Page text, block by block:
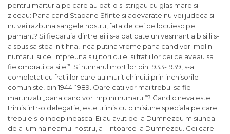
pentru marturia pe care au dat-o si strigau cu glas mare si
ziceau: Pana cand Stapane Sfinte si adevarate nu vei judeca si
nu vei razbuna sangele nostru, fata de cei ce locuiesc pe
pamant? Si fiecaruia dintre ei i s-a dat cate un vesmant alb si li s-
a spus sa stea in tihna, inca putina vreme pana cand vor implini
numarul si cei impreuna slujitori cu ei si fratii lor cei ce aveau sa
fie omorati ca si ei”. Si numarul mortilor din 1933-1939, s-a
completat cu fratii lor care au murit chinuiti prin inchisorile
comuniste, din 1944-1989. Oare cati vor mai trebui sa fie
martirizati „pana cand vor implini numarul”? Cand cineva este
trimis intr-o delegatie, este trimis cu o misiune speciala pe care
trebuie s-o indeplineasca. Ei au avut de la Dumnezeu misiunea
de a lumina neamul nostru, a-l intoarce la Dumnezeu. Cei care